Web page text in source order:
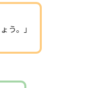
う。」